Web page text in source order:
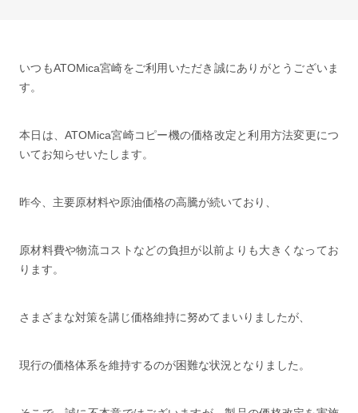
いつもATOMica宮崎をご利用いただき誠にありがとうございま
す。
本日は、ATOMica宮崎コピー機の価格改定と利用方法変更につ
いてお知らせいたします。
昨今、主要原材料や原油価格の高騰が続いており、
原材料費や物流コストなどの負担が以前よりも大きくなってお
ります。
さまざまな対策を講じ価格維持に努めてまいりましたが、
現行の価格体系を維持するのが困難な状況となりました。